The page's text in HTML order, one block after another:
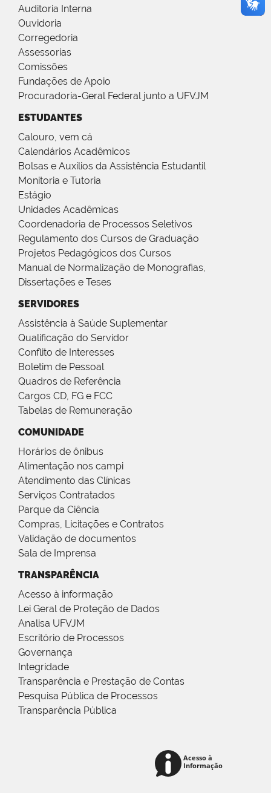
Auditoria Interna
Ouvidoria
Corregedoria
Assessorias
Comissões
Fundações de Apoio
Procuradoria-Geral Federal junto a UFVJM
ESTUDANTES
Calouro, vem cá
Calendários Acadêmicos
Bolsas e Auxílios da Assistência Estudantil
Monitoria e Tutoria
Estágio
Unidades Acadêmicas
Coordenadoria de Processos Seletivos
Regulamento dos Cursos de Graduação
Projetos Pedagógicos dos Cursos
Manual de Normalização de Monografias,
Dissertações e Teses
SERVIDORES
Assistência à Saúde Suplementar
Qualificação do Servidor
Conflito de Interesses
Boletim de Pessoal
Quadros de Referência
Cargos CD, FG e FCC
Tabelas de Remuneração
COMUNIDADE
Horários de ônibus
Alimentação nos campi
Atendimento das Clínicas
Serviços Contratados
Parque da Ciência
Compras, Licitações e Contratos
Validação de documentos
Sala de Imprensa
TRANSPARÊNCIA
Acesso à informação
Lei Geral de Proteção de Dados
Analisa UFVJM
Escritório de Processos
Governança
Integridade
Transparência e Prestação de Contas
Pesquisa Pública de Processos
Transparência Pública